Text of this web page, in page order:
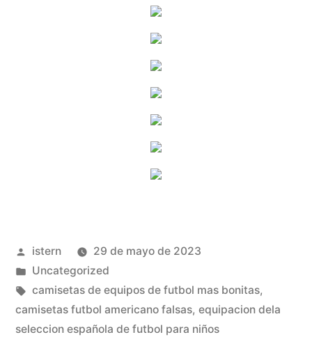
Publicado
por
istern
29 de mayo de 2023
Publicado
en
Uncategorized
Etiquetas:
camisetas de equipos de futbol mas bonitas,
camisetas futbol americano falsas, equipacion dela
seleccion española de futbol para niños